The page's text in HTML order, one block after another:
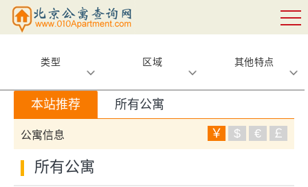
类型 区域 其他特点
本站推荐 所有公寓
公寓信息 ￥ $ € ￡
所有公寓